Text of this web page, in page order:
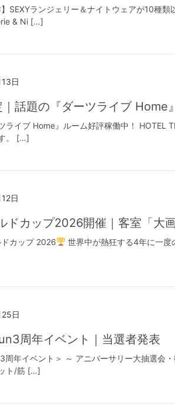
】SEXYランジェリー＆ナイトウェアが10種
& Ni […]
日
話題の『ダーツライブ Home
ライブ Home』ルーム好評稼働中！ HOTEL
。 […]
日
ドカップ2026開催｜客室「大
ドカップ 2026
世界中が熱狂する4年に一度
日
周年イベント｜当選者発表
周年イベント＞ ～ アニバーサリー大抽選会
ト/筋 […]